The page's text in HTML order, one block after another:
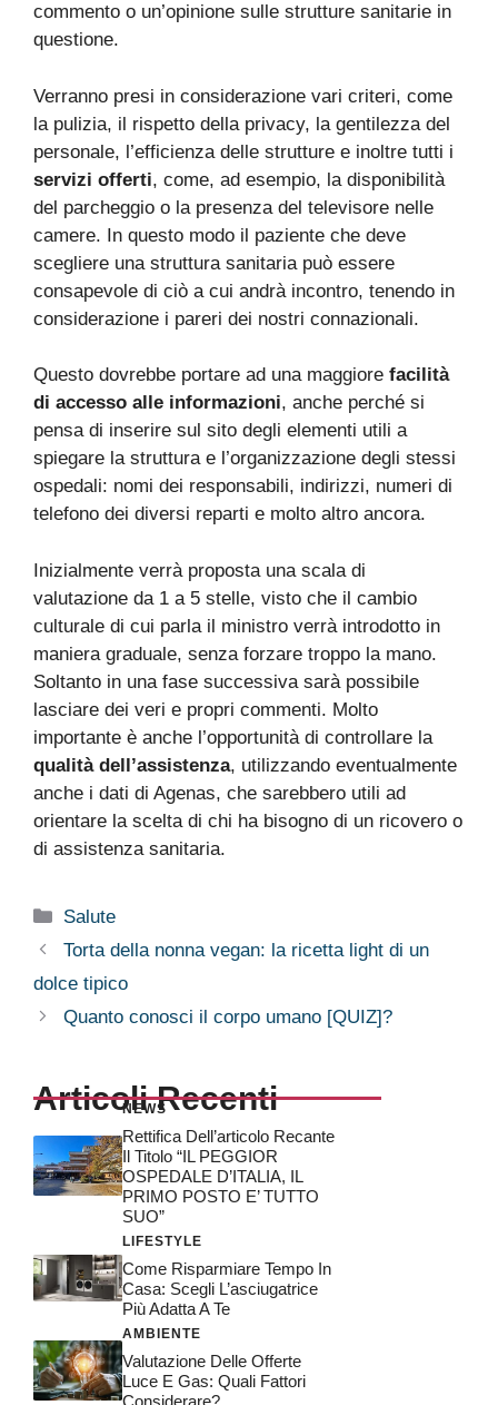
commento o un’opinione sulle strutture sanitarie in
questione.
Verranno presi in considerazione vari criteri, come
la pulizia, il rispetto della privacy, la gentilezza del
personale, l’efficienza delle strutture e inoltre tutti i
servizi offerti, come, ad esempio, la disponibilità
del parcheggio o la presenza del televisore nelle
camere. In questo modo il paziente che deve
scegliere una struttura sanitaria può essere
consapevole di ciò a cui andrà incontro, tenendo in
considerazione i pareri dei nostri connazionali.
Questo dovrebbe portare ad una maggiore facilità
di accesso alle informazioni, anche perché si
pensa di inserire sul sito degli elementi utili a
spiegare la struttura e l’organizzazione degli stessi
ospedali: nomi dei responsabili, indirizzi, numeri di
telefono dei diversi reparti e molto altro ancora.
Inizialmente verrà proposta una scala di
valutazione da 1 a 5 stelle, visto che il cambio
culturale di cui parla il ministro verrà introdotto in
maniera graduale, senza forzare troppo la mano.
Soltanto in una fase successiva sarà possibile
lasciare dei veri e propri commenti. Molto
importante è anche l’opportunità di controllare la
qualità dell’assistenza, utilizzando eventualmente
anche i dati di Agenas, che sarebbero utili ad
orientare la scelta di chi ha bisogno di un ricovero o
di assistenza sanitaria.
Categorie
Salute
Torta della nonna vegan: la ricetta light di un
dolce tipico
Quanto conosci il corpo umano [QUIZ]?
Articoli Recenti
NEWS
Rettifica Dell’articolo Recante
Il Titolo “IL PEGGIOR
OSPEDALE D’ITALIA, IL
PRIMO POSTO E’ TUTTO
SUO”
LIFESTYLE
Come Risparmiare Tempo In
Casa: Scegli L’asciugatrice
Più Adatta A Te
AMBIENTE
Valutazione Delle Offerte
Luce E Gas: Quali Fattori
Considerare?